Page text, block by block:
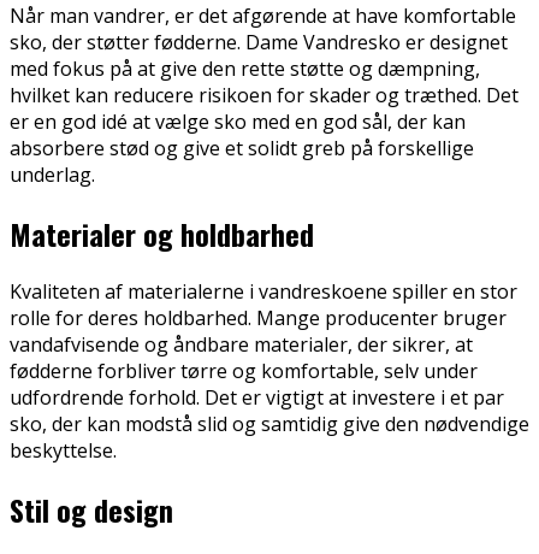
Når man vandrer, er det afgørende at have komfortable
sko, der støtter fødderne. Dame Vandresko er designet
med fokus på at give den rette støtte og dæmpning,
hvilket kan reducere risikoen for skader og træthed. Det
er en god idé at vælge sko med en god sål, der kan
absorbere stød og give et solidt greb på forskellige
underlag.
Materialer og holdbarhed
Kvaliteten af materialerne i vandreskoene spiller en stor
rolle for deres holdbarhed. Mange producenter bruger
vandafvisende og åndbare materialer, der sikrer, at
fødderne forbliver tørre og komfortable, selv under
udfordrende forhold. Det er vigtigt at investere i et par
sko, der kan modstå slid og samtidig give den nødvendige
beskyttelse.
Stil og design